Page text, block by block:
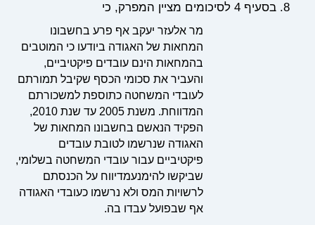
בסעיף 4 לסיכומים מציין המפרק, כי
מר אלעזר יעקב אף פרע בחשבונו
המחאות של האגודה ביודעו כי המוטבים
בהמחאות הינם עובדים פיקטיביים,
והעביר את סכומי הכסף שקיבל תמורתם
לעובדי המשחטה כתוספת למשכורתם
המדווחת. משנת 2005 עד שנת 2010,
הפקיד הנאשם בחשבונו המחאות של
האגודה שנרשמו לטובת עובדים
פיקטיביים עבור עובדי המשחטה בשלומי,
שביקשו להימנעמדיווח על הכנסתם
לרשויות המס ולא נרשמו כעובדי האגודה
אף שבפועל עבדו בה.